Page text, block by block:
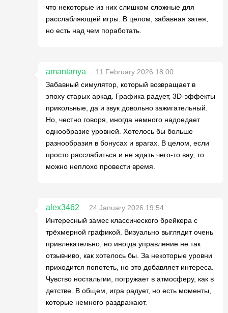
что некоторые из них слишком сложные для
расслабляющей игры. В целом, забавная затея,
но есть над чем поработать.
amantanya
11 February 2026 18:00
Забавный симулятор, который возвращает в
эпоху старых аркад. Графика радует, 3D-эффекты
прикольные, да и звук довольно зажигательный.
Но, честно говоря, иногда немного надоедает
однообразие уровней. Хотелось бы больше
разнообразия в бонусах и врагах. В целом, если
просто расслабиться и не ждать чего-то вау, то
можно неплохо провести время.
alex3462
24 January 2026 19:54
Интересный замес классического брейкера с
трёхмерной графикой. Визуально выглядит очень
привлекательно, но иногда управление не так
отзывчиво, как хотелось бы. За некоторые уровни
приходится попотеть, но это добавляет интереса.
Чувство ностальгии, погружает в атмосферу, как в
детстве. В общем, игра радует, но есть моменты,
которые немного раздражают.